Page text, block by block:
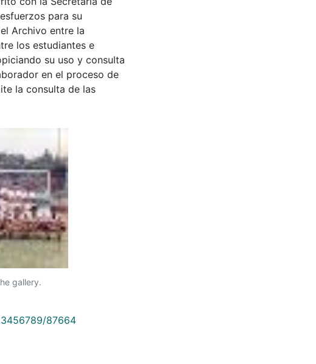
para su
Archivo entre la
los estudiantes e
su uso y consulta
en el proceso de
la consulta de las
gallery.
87664